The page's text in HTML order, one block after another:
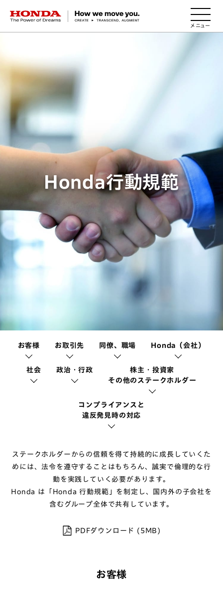
HONDA The Power of Dreams
Honda行動規範
お客様 お取引先 同僚、職場 Honda（会社）
社会 政治・行政
株主・投資家
その他のステークホルダー
コンプライアンスと
違反発見時の対応
ステークホルダーからの信頼を得て持続的に成長していくた
めには、 法令を遵守することはもちろん、誠実で倫理的な行
動を実践していく必要があります。
Honda は「Honda 行動規範」を制定し、国内外の子会社を
含むグループ全体で共有しています。
PDFダウンロード (5MB)
お客様